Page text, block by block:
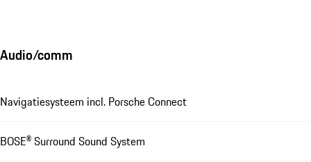
Audio/comm
Navigatiesysteem incl. Porsche Connect
BOSE® Surround Sound System